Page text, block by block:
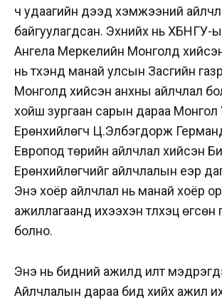
ч удаагийн дээд хэмжээний
байгуулагдсан. Эхнийх нь ХБНГУ-
Ангела Меркелийн Монголд
нь түүхэнд манай улсын Засгийн
Монголд хийсэн анхны айлчлал
хойш зургаан сарын дараа
Ерөнхийлөгч Ц.Элбэгдорж
Европод төрийн айлчлал хийсэн Би
Ерөнхийлөгчийг айлчлалын үеэр
Энэ хоёр айлчлал нь манай хоёр
ажиллагаанд ихээхэн түлхэц
болно.
Энэ нь бидний ажилд илт
Айлчлалын дараа бид хийх ажил